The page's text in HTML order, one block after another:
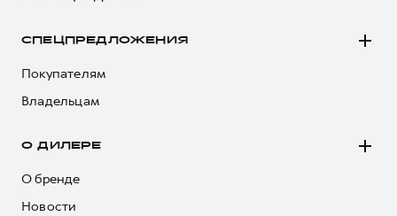
СПЕЦПРЕДЛОЖЕНИЯ
Покупателям
Владельцам
О ДИЛЕРЕ
О бренде
Новости